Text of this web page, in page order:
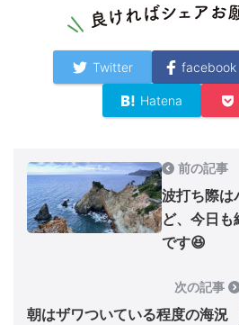
Twitter facebook
Hatena
前の記事
波打ち際は
ど、今日も
です😆
次の記事
朝はザワついている程度の海況